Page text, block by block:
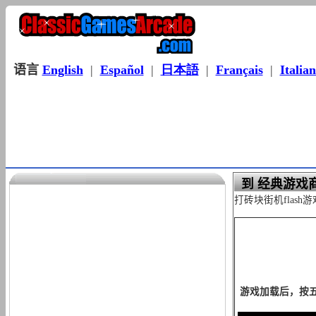
语言 English| Español| 日本語| Français|
到 经典游戏
打砖块街机flash
游戏加载后，按